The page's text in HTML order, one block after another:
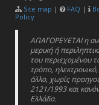
Site map | FAQ |
Policy
ΑΠΑΓΟΡΕΥΕΤΑΙ η
μερική ή
του περιεχομένου
τρόπο,
άλλο, χωρίς
2121/1993 και
Ελλάδα.